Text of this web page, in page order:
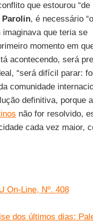
que estourou “de
Parolin, é necessário “o
imaginava que teria se
momento em
acontecendo, será
“será difícil parar:
comunidade
definitiva, porque
não for resolvido,
cada vez maior,
On-Line, Nº. 408
dos últimos dias: